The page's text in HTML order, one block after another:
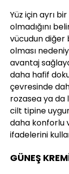
Yüz için ayrı
olmadığını
vücudun diğer
olması
avantaj
daha hafif
çevresinde
rozasea ya da
cilt tipine
daha konforlu
ifadelerini
GÜNEŞ